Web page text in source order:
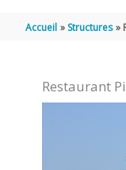
SAINTE-
Accueil Structures
Restaurant